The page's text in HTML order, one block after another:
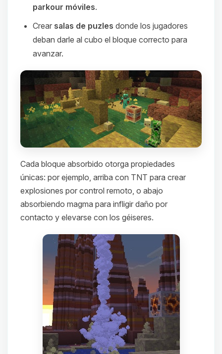
parkour móviles.
Crear salas de puzles donde los jugadores
deban darle al cubo el bloque correcto para
avanzar.
Cada bloque absorbido otorga propiedades
únicas: por ejemplo, arriba con TNT para crear
explosiones por control remoto, o abajo
absorbiendo magma para infligir daño por
contacto y elevarse con los géiseres.